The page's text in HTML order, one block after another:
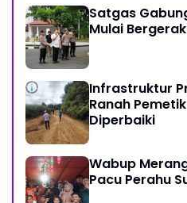
Satgas
Mulai
Infrastruktur
Ranah
Diperbaiki
Wabup
Pacu Perahu